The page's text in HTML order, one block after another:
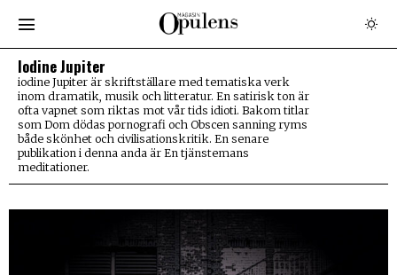
Iodine Jupiter
iodine Jupiter är skriftställare med tematiska verk
inom dramatik, musik och litteratur. En satirisk ton är
ofta vapnet som riktas mot vår tids idioti. Bakom titlar
som Dom dödas pornografi och Obscen sanning ryms
både skönhet och civilisationskritik. En senare
publikation i denna anda är En tjänstemans
meditationer.